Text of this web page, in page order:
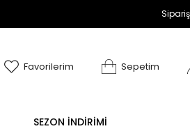
değişim işlemi yoktur.
Favorilerim Sepetim
SEZON İNDİRİMİ